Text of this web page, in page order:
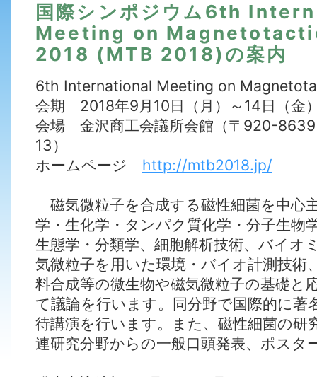
国際シンポジウム6th
Meeting on
2018 (MTB 2018)の案内
6th International Meeting on
会期 2018年9月10日（月）～14日（金
会場 金沢商工会議所会館（〒920-8639
13）
ホームページ http://mtb2018.jp/
磁気微粒子を合成する磁性細菌を中心
学・生化学・タンパク質化学・分子生物
生態学・分類学、細胞解析技術、バイオ
気微粒子を用いた環境・バイオ計測技術
料合成等の微生物や磁気微粒子の基礎と
て議論を行います。同分野で国際的に著
待講演を行います。また、磁性細菌の研
連研究分野からの一般口頭発表、ポスタ